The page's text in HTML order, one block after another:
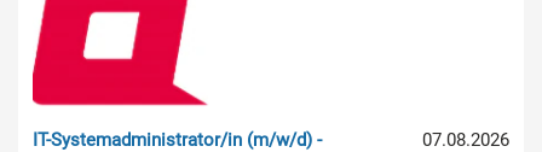
07.08.2026
IT-Systemadministrator/in (m/w/d) -